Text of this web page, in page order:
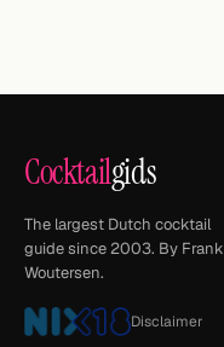
Cocktailgids
The largest Dutch cocktail
guide since 2003. By Frank
Woutersen.
Disclaimer